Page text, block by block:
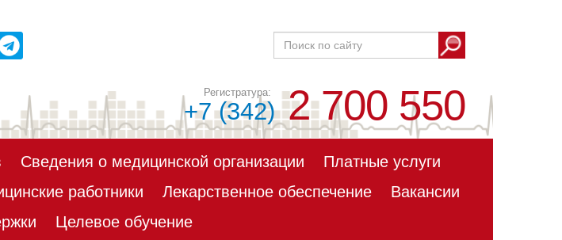
+7 (342) 2 700 550
Сведения о медицинской организации
Платные услуги
работники Лекарственное обеспечение
Вакансии
Целевое обучение